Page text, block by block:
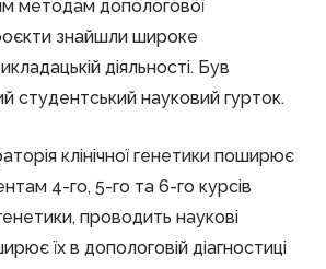
методам допологової
знайшли широке
діяльності. Був
студентський науковий гурток.
клінічної генетики поширює
4-го, 5-го та 6-го курсів
проводить наукові
їх в допологовій діагностиці